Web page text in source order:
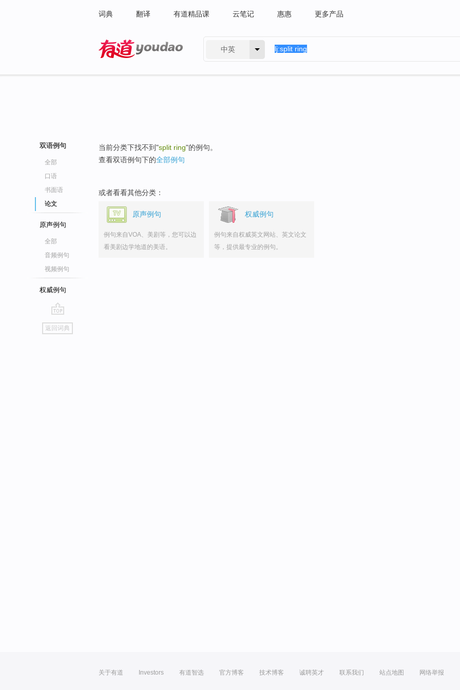
词典 翻译 有道精品课 云笔记 惠惠 更多产品
中英
双语例句
全部
口语
书面语
论文
原声例句
全部
音频例句
视频例句
权威例句
go
top
返回词典
当前分类下找不到"split ring"的例句。
查看双语例句下的全部例句
或者看看其他分类：
原声例句
例句来自VOA、美剧等，您可以边
看美剧边学地道的美语。
权威例句
例句来自权威英文网站、英文论文
等，提供最专业的例句。
关于有道 Investors 有道智选 官方博客 技术博客 诚聘英才 联系我们 站点地图 网络举报